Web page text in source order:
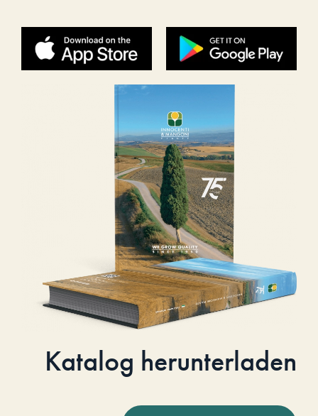
Katalog herunterladen